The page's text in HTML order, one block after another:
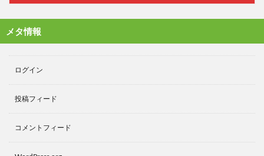
メタ情報
ログイン
投稿フィード
コメントフィード